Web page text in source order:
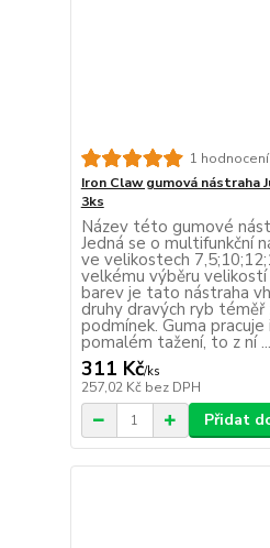
1 hodnocení
Iron Claw gumová nástraha
3ks
Název této gumové
Jedná se o multifunkční
ve velikostech
velkému výběru velikostí
barev je tato nástraha
druhy dravých ryb téměř
podmínek. Guma
pomalém tažení, to z ní ...
311 Kč/ks
257,02 Kč bez DPH
Přidat